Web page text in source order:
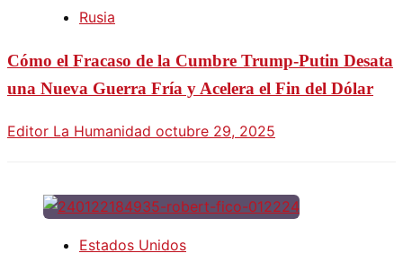
Rusia
Cómo el Fracaso de la Cumbre Trump-Putin Desata
una Nueva Guerra Fría y Acelera el Fin del Dólar
Editor La Humanidad octubre 29, 2025
Estados Unidos